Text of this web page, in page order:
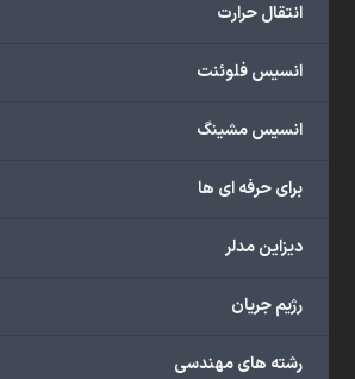
انتقال حرارت
انسیس فلوئنت
انسیس مشینگ
برای حرفه ای ها
دیزاین مدلر
رژیم جریان
رشته های مهندسی
(CFD)
هستند.
ما
گسترده‌ای
با
دانشگاهی،
صنعتی